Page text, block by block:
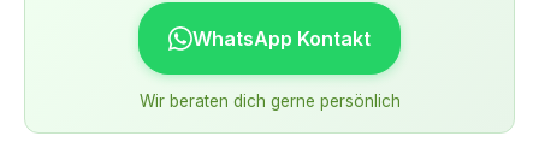
WhatsApp Kontakt
Wir beraten dich gerne persönlich